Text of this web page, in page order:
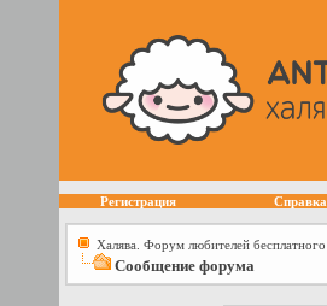
Регистрация Справка
Халява. Форум любителей бесплатного
Сообщение форума